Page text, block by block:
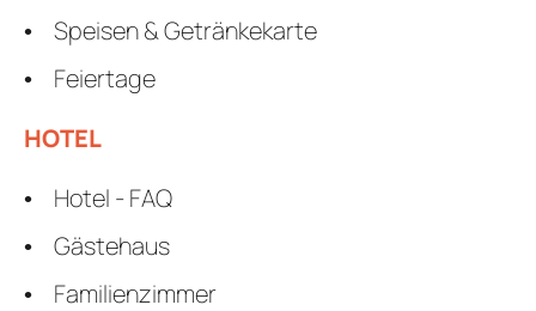
Speisen & Getränkekarte
Feiertage
HOTEL
Hotel - FAQ
Gästehaus
Familienzimmer